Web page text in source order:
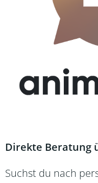
Direkte Beratung
Suchst du nach